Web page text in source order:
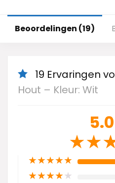
Beoordelingen (19)
19 Ervaringen
Hout – Kleur: Wit
5.0
★★
★★★★★
★★★★★